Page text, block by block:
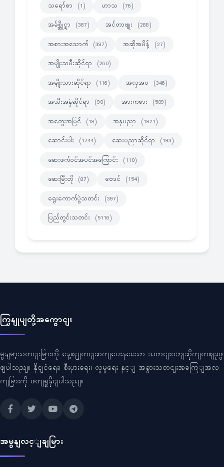
သရော်စာ (1) ဟာသ (76)
အခ်စ္ဆိုင္ရာ (387) အင်တာဗျုး (288)
အစားအသောက် (397) အဆိုအမိန့် (27)
အမျိုးသမီးဆိုင်ရာ (260)
အမျိုးသားဆိုင်ရာ (116) အလှအပ (346)
အသီးအနှံဆိုင်ရာ (90) အားကစား (509)
အတွေးအမြင် (18) အနုပညာ (1921)
ဆောင်းပါး (1744) ဆေးပညာဆိုင်ရာ (193)
ဆေးဖက်ဝင်အပင်အကြောင်း (110)
ဆေးမြီးတို (87) ဗေဒင် (154)
ရွေးကောက်ပွဲသတင်း (397)
ပြည်တွင်းသတင်း (5116)
ကြှနျုပျတို့အကွောငျး
မွနျမာ့သတငျးမြားကို နေ့စဥျတငျဆကျပေးနသေော သတငျးဝဘျဆိုကျတဈခုဖွ
ဈပါသညျ။ နိုငျငံရေး၊ စီးပှားရေး၊ လူမှုရေး နှင့ျ အခွားသတငျးအခကြျအလ
ကျမြားကို ဖတျရှုနိုငျပါသညျ။
အမွနျလင့ျချမြား